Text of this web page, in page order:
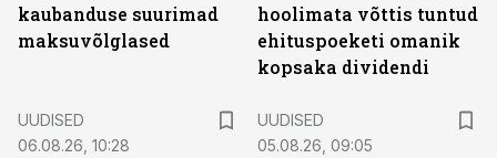
kaubanduse suurimad
maksuvõlglased
hoolimata võttis tuntud
ehituspoeketi omanik
kopsaka dividendi
UUDISED
06.08.26, 10:28
UUDISED
05.08.26, 09:05